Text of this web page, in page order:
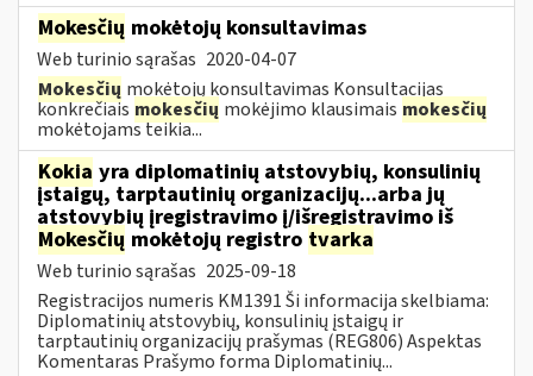
Mokesčių mokėtojų konsultavimas
Web turinio sąrašas 2020-04-07
Mokesčių mokėtojų konsultavimas Konsultacijas
konkrečiais mokesčių mokėjimo klausimais mokesčių
mokėtojams teikia...
Kokia yra diplomatinių atstovybių, konsulinių
įstaigų, tarptautinių organizacijų...arba jų
atstovybių įregistravimo į/išregistravimo iš
Mokesčių mokėtojų registro tvarka
Web turinio sąrašas 2025-09-18
Registracijos numeris KM1391 Ši informacija skelbiama:
Diplomatinių atstovybių, konsulinių įstaigų ir
tarptautinių organizacijų prašymas (REG806) Aspektas
Komentaras Prašymo forma Diplomatinių...